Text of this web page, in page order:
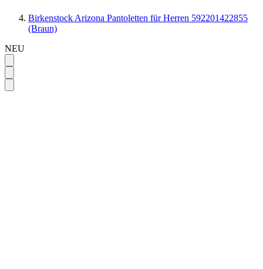
Birkenstock Arizona Pantoletten für Herren 592201422855
(Braun)
NEU